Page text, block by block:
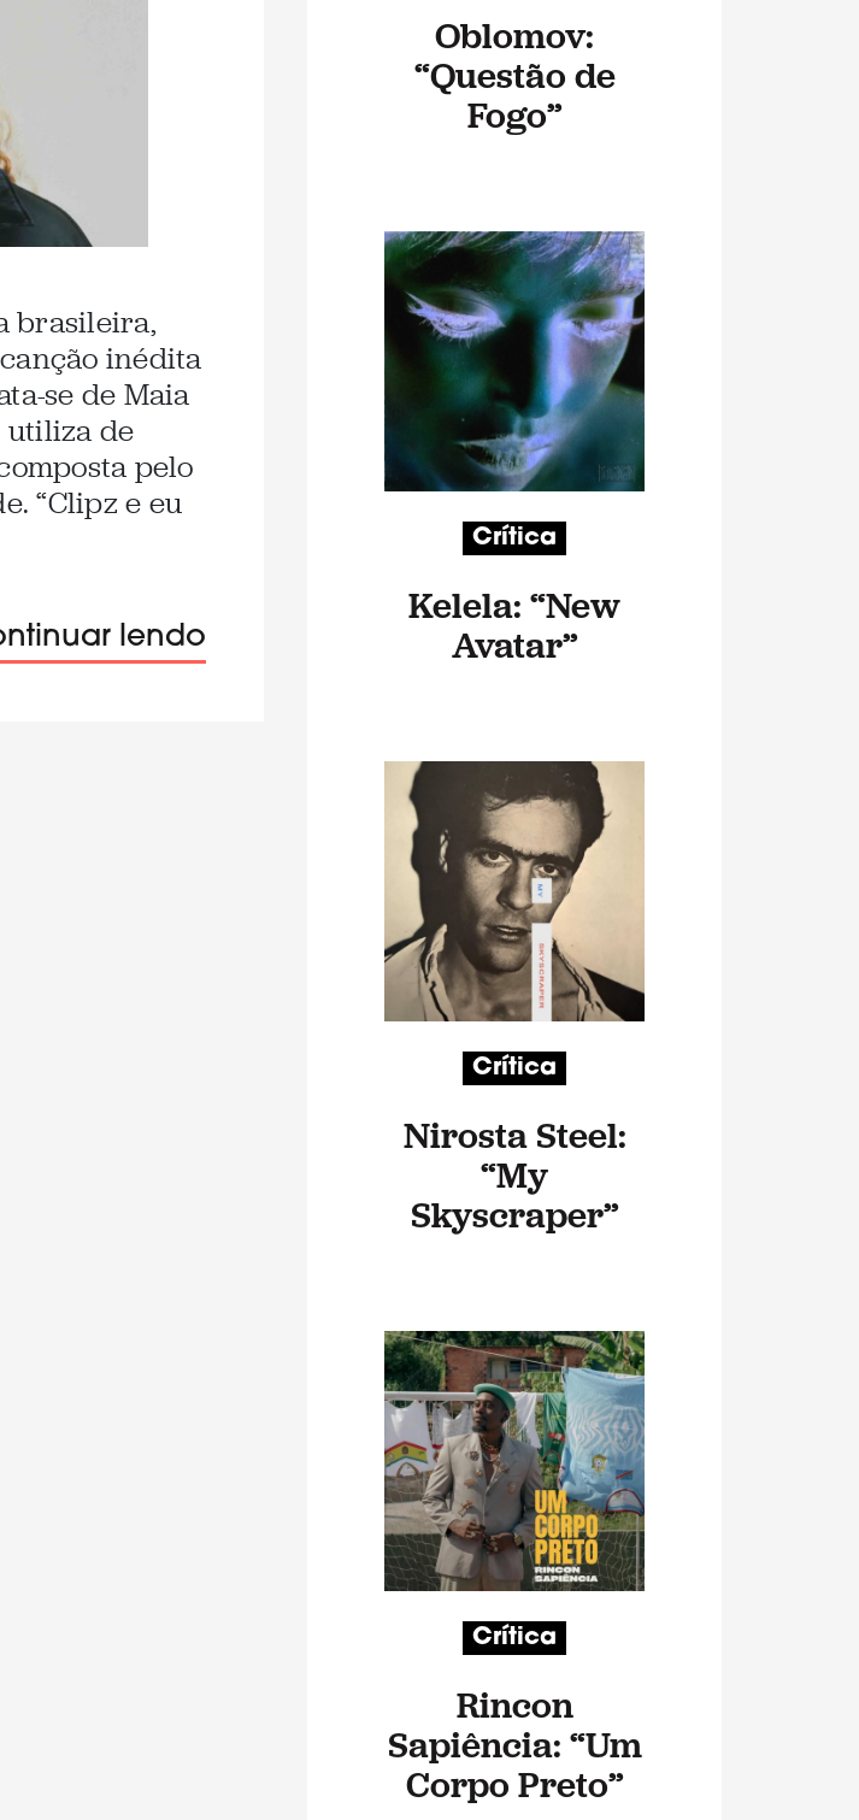
brasileira,
inédita
se de Maia
utiliza de
pelo
“Clipz e eu
lendo
Oblomov:
“Questão de
Fogo”
Crítica
Kelela: “New
Avatar”
Crítica
Nirosta Steel:
“My
Skyscraper”
Crítica
Rincon
Sapiência: “Um
Corpo Preto”